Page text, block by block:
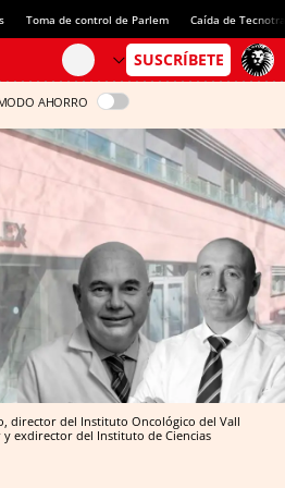
Toma de control de Parlem Caída de
AHORRO
director del Instituto Oncológico del Vall
exdirector del Instituto de Ciencias